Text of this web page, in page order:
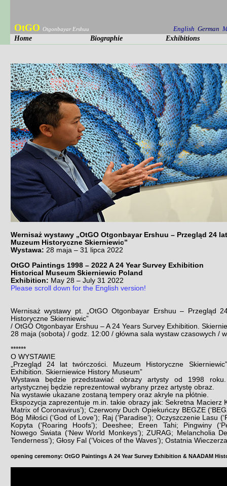
Wernisaż wystawy „OtGO Otgonbayar Ershuu – Przegląd 24
Muzeum Historyczne Skierniewic”
Wystawa: 28 maja – 31 lipca 2022
OtGO Paintings 1998 – 2022 A 24 Year Survey Exhibition
Historical Museum Skierniewic Poland
Exhibition: May 28 – July 31 2022
Please scroll down for the English version!
Wernisaż wystawy pt. „OtGO Otgonbayar Ershuu – Przegląd
Historyczne Skierniewic”
/ OtGO Otgonbayar Ershuu – A 24 Years Survey Exhibition.
28 maja (sobota) / godz. 12:00 / główna sala wystaw czasowych /
******
O WYSTAWIE
„Przegląd 24 lat twórczości. Muzeum Historyczne
Exhibition. Skierniewice History Museum”
Wystawa będzie przedstawiać obrazy artysty od 1998
artystycznej będzie reprezentował wybrany przez artystę obraz.
Na wystawie ukazane zostaną tempery oraz akryle na płótnie.
Ekspozycja zaprezentuje m.in. takie obrazy jak: Sekretna Macierz
Matrix of Coronavirus’); Czerwony Duch Opiekuńczy BEGZE
Bóg Miłości (‘God of Love’); Raj (‘Paradise’); Oczyszczenie Lasu
Kopyta (‘Roaring Hoofs’); Deeshee; Ereen Tahi; Pingwiny
Nowego Świata (‘New World Monkeys’); ZURAG; Melancholia
Tenderness’); Głosy Fal (‘Voices of the Waves’); Ostatnia
opening ceremony: OtGO Paintings A 24 Year Survey Exhibition & NAADAM
OtGO Otgonbayar Ershuu English German
Home
Biographie Exhibitions